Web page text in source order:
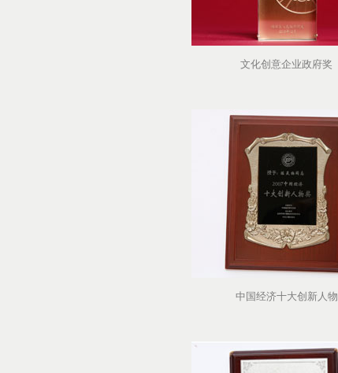
文化创意企业政府奖
中国经济十大创新人物